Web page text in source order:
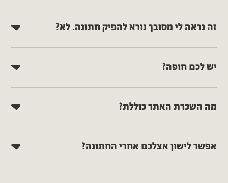
זה נראה לי מסובך נורא להפיק חתונה. לא?
יש לכם חופה?
מה השכרת האתר כוללת?
אפשר לישון אצלכם אחרי החתונה?